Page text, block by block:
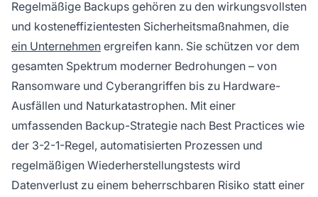
Regelmäßige Backups gehören zu den wirkungsvollsten
und kosteneffizientesten Sicherheitsmaßnahmen, die
ein Unternehmen ergreifen kann. Sie schützen vor dem
gesamten Spektrum moderner Bedrohungen – von
Ransomware und Cyberangriffen bis zu Hardware-
Ausfällen und Naturkatastrophen. Mit einer
umfassenden Backup-Strategie nach Best Practices wie
der 3-2-1-Regel, automatisierten Prozessen und
regelmäßigen Wiederherstellungstests wird
Datenverlust zu einem beherrschbaren Risiko statt einer